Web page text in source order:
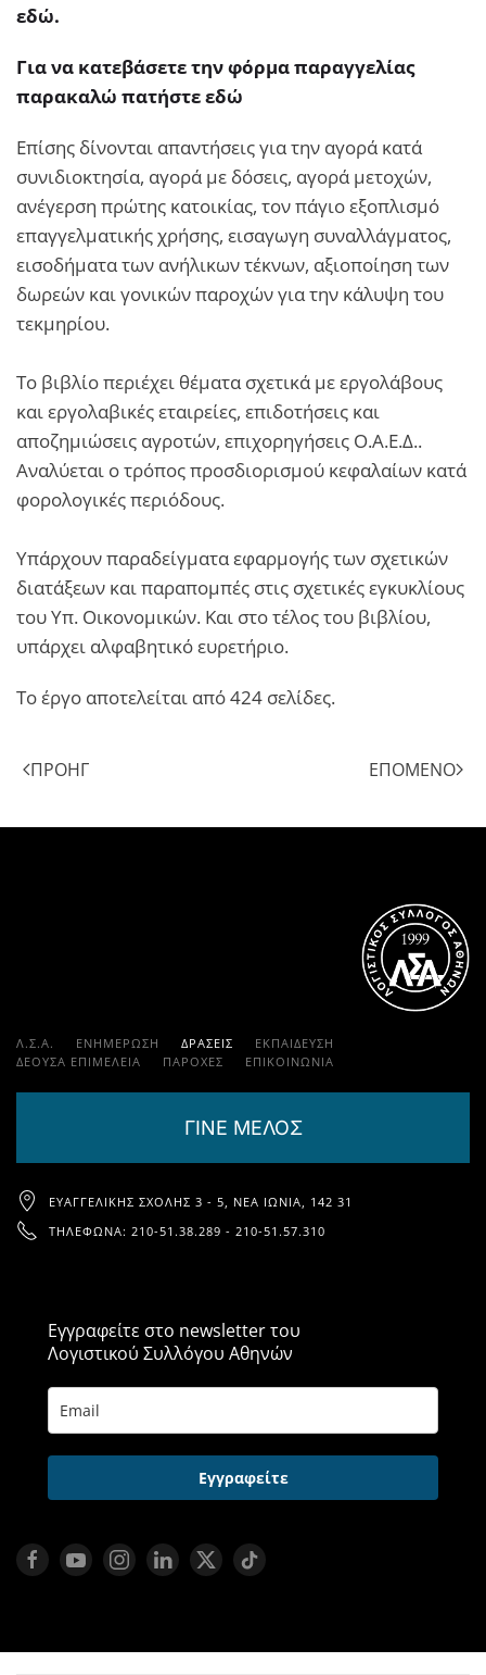
εδώ.
Για να κατεβάσετε την φόρμα παραγγελίας
παρακαλώ πατήστε εδώ
Επίσης δίνονται απαντήσεις για την αγορά κατά
συνιδιοκτησία, αγορά με δόσεις, αγορά μετοχών,
ανέγερση πρώτης κατοικίας, τον πάγιο εξοπλισμό
επαγγελματικής χρήσης, εισαγωγη συναλλάγματος,
εισοδήματα των ανήλικων τέκνων, αξιοποίηση των
δωρεών και γονικών παροχών για την κάλυψη του
τεκμηρίου.
Το βιβλίο περιέχει θέματα σχετικά με εργολάβους
και εργολαβικές εταιρείες, επιδοτήσεις και
αποζημιώσεις αγροτών, επιχορηγήσεις Ο.Α.Ε.Δ..
Αναλύεται ο τρόπος προσδιορισμού κεφαλαίων κατά
φορολογικές περιόδους.
Υπάρχουν παραδείγματα εφαρμογής των σχετικών
διατάξεων και παραπομπές στις σχετικές εγκυκλίους
του Υπ. Οικονομικών. Και στο τέλος του βιβλίου,
υπάρχει αλφαβητικό ευρετήριο.
Το έργο αποτελείται από 424 σελίδες.
ΠΡΟΗΓ ΕΠΌΜΕΝΟ
Λ.Σ.Α. ΕΝΗΜΕΡΩΣΗ ΔΡΑΣΕΙΣ
ΕΚΠΑΊΔΕΥΣΗ
ΔΕΟΥΣΑ ΕΠΙΜΕΛΕΙΑ
ΠΑΡΟΧΈΣ ΕΠΙΚΟΙΝΩΝΊΑ
ΓΙΝΕ ΜΕΛΟΣ
ΕΥΑΓΓΕΛΙΚΉΣ ΣΧΟΛΉΣ 3 - 5, ΝΈΑ ΙΩΝΊΑ, 142 31
ΤΗΛΈΦΩΝΑ: 210-51.38.289 - 210-51.57.310
Εγγραφείτε στο newsletter του
Λογιστικού Συλλόγου Αθηνών
Εγγραφείτε